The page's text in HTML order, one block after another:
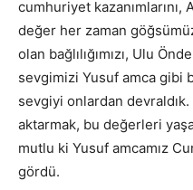
cumhuriyet
değer her zaman
olan bağlılığımızı, Ulu
sevgimizi Yusuf amca gibi
sevgiyi onlardan
aktarmak, bu değerleri
mutlu ki Yusuf amcamız
gördü.